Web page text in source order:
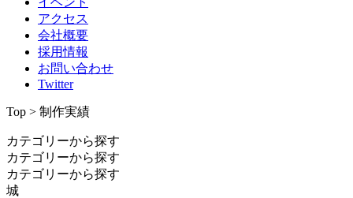
アクセス
会社概要
採用情報
お問い合わせ
Twitter
Top > 制作実績
カテゴリーから探す
カテゴリーから探す
カテゴリーから探す
城